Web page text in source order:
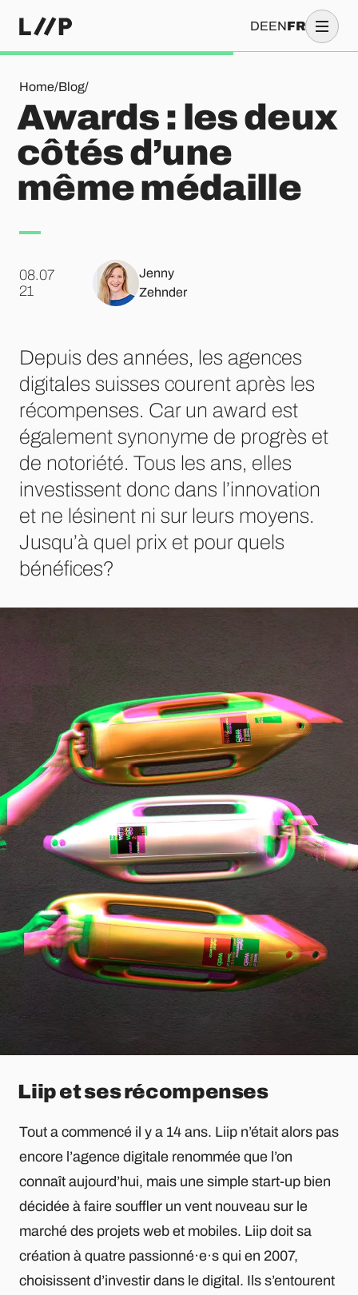
DEENFR
Home/Blog/
Awards : les deux côtés d’une même médaille
Awards : les deux
côtés d’une
même médaille
08.07
.21
Jenny
Zehnder
Depuis des années, les agences
digitales suisses courent après les
récompenses. Car un award est
également synonyme de progrès et
de notoriété. Tous les ans, elles
investissent donc dans l’innovation
et ne lésinent ni sur leurs moyens.
Jusqu’à quel prix et pour quels
bénéfices?
Liip et ses récompenses
Tout a commencé il y a 14 ans. Liip n’était alors pas
encore l’agence digitale renommée que l’on
connaît aujourd’hui, mais une simple start-up bien
décidée à faire souffler un vent nouveau sur le
marché des projets web et mobiles. Liip doit sa
création à quatre passionné·e·s qui en 2007,
choisissent d’investir dans le digital. Ils s’entourent